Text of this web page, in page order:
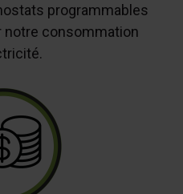
programmables
notre consommation